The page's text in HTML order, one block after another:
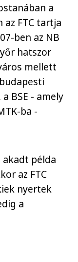
a
FTC tartja
ben az NB
hatszor
mellett
BSE - amely
ba -
akadt példa
az FTC
nyertek
a